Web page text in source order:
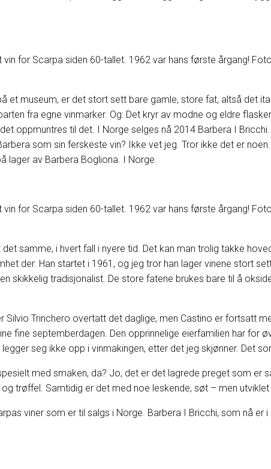
vin for Scarpa siden 60-tallet. 1962 var hans første årgang!
et museum, er det stort sett bare gamle, store fat, altså det
fra egne vinmarker. Og: Det kryr av modne og eldre
oppmuntres til det. I Norge selges nå 2014 Barbera I
som sin ferskeste vin? Ikke vet jeg. Tror ikke det er
lager av Barbera Bogliona. I Norge.
vin for Scarpa siden 60-tallet. 1962 var hans første årgang!
samme, i hvert fall i nyere tid. Det kan man trolig takke
der. Han startet i 1961, og jeg tror han lager vinene stort
skikkelig tradisjonalist. De store fatene brukes bare til å
Silvio Trinchero overtatt det daglige, men Castino er fortsatt
fine septemberdagen. Den opprinnelige eierfamilien har for
seg ikke opp i vinmakingen, etter det jeg skjønner. Det
med smaken, da? Jo, det er det lagrede preget som er
og trøffel. Samtidig er det med noe leskende, søt – men
viner som er til salgs i Norge. Barbera I Bricchi, som nå er